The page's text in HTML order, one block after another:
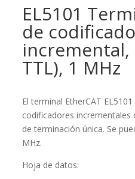
EL5101
de
incremental,
TTL), 1 MHz
El terminal EtherCAT
codificadores incrementales
de terminación única. Se
MHz.
Hoja de datos: